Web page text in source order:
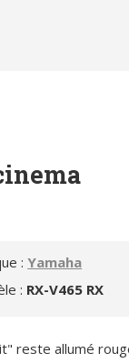
:Yamaha
: RX-V465 RX
reste allumé